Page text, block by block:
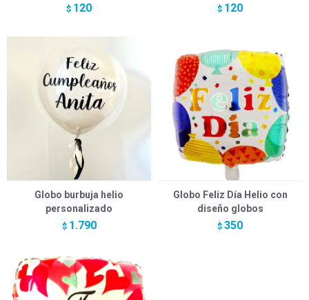
$ 120 $ 120
Globo burbuja helio
personalizado
$ 1.790
Globo Feliz Día Helio con
diseño globos
$ 350